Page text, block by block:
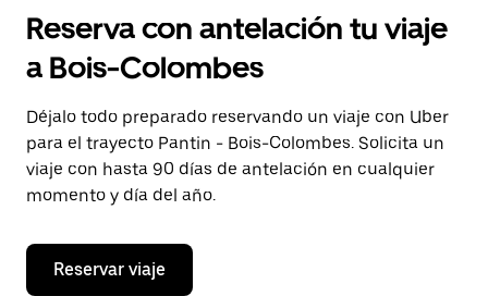
calendario
seleccionar
fecha.
Pulsa
el
botón
de
escape
cerrar
calendario.
Reserva con antelación tu viaje
a Bois-Colombes
Déjalo todo preparado reservando un viaje con Uber
para el trayecto Pantin - Bois-Colombes. Solicita un
viaje con hasta 90 días de antelación en cualquier
momento y día del año.
Reservar viaje